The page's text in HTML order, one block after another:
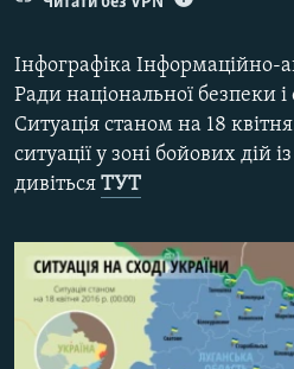
пошуку
ПОГЛЯД
ВСЕ ЗА ДЕНЬ
СПЕЦПРОЕКТИ
ДЕПОРТАЦІЯ
СВІДЧЕННЯ ОКУПАЦІЇ
УКРАЇНСЬКА ПРОБЛЕМА КРИМУ
ІНФОГРАФІКА
ЯК ОБІЙТИ БЛОКУВАННЯ
Русский
Qırımtatar
ДОЛУЧАЙСЯ!
Інфографіка Інформаційно-
Ради національної безпеки
Ситуація станом на 18
ситуації у зоні бойових дій
дивіться ТУТ